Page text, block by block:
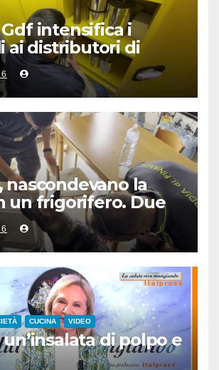
intensifica i
ai distributori di
6 multati
nascondevano la
un frigorifero. Due
CUCINA VIDEO
di polpo e